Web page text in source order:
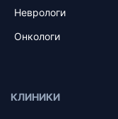
Неврологи
Онкологи
КЛИНИКИ